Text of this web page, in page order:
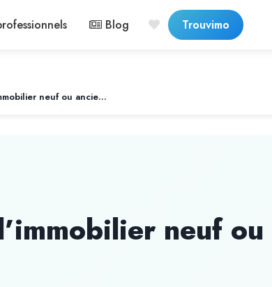
Blog Trouvimo
Faut-il investir dans l’immobilier neuf ou ancien ?
neuf ou